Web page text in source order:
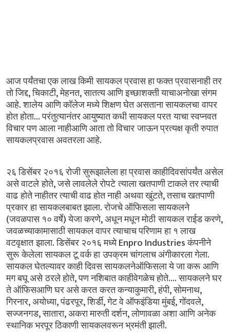
आज पर्यंतचा एक लाख किमी सायकल प्रवास हा फक्त प्रवासनाही तर
तो जिद्द,चिकाटी,मेहनत,सातत्य आणि इच्छाशक्ती याचाअनोखा संगम
आहे.शालेय आणि कॉलेज मध्ये शिक्षण घेत असताना सायकलचा वापर
होत होता...परंतुत्यानंतर आयुष्यात कधी सायकल परत याचा स्वप्नवत
विचार पण आला नाहीआणि आता तो विचार जाऊन प्रत्यक्ष कृती रुपात
सायकलप्रवास अवतरला आहे.
२६ डिसेंबर २०१६ रोजी सुरूझालेला हा प्रवास काहीदिवसांपर्यंत असेल
असे वाटले होते,जसे लावलेले रोपटे त्याला खतपाणी टाकले तर त्याची
वाढ होते नाहीतर त्याची वाढ होत नाही अथवा खुंटते,तसाच खतपाणी
प्रकार हा सायकलबाबत झाला.रोजचे ऑफिसला सायकलने
(जवळपास १० वर्षे)येजा करणे, अधून मधून मोठी सायकल राईड करणे,
जवळच्याकामासाठी सायकल वापर त्याचाच परिणाम हा १ लाख
वटवृक्षात झाला.डिसेंबर २०१६ मध्येEnpro Industriesकंपनीने
सुरू केलेला सायकल टू वर्क हा उपक्रम चांगलाच अंगीकारला गेला.
सायकल घेतल्यावर काही दिवस सायकलनेऑफिसला ये जा करू आणि
मग बघू असे ठरले होते,पण नशिबात काहीवेगळेच होते....सायकलने घर
ते ऑफिसआणि घर असे करत करत कन्याकुमारी,हंपी,सोमनाथ,
गिरनार, अयोध्या,पंढरपूर,शिर्डी,गेट वे ऑफइंडिया मुंबई,गोंदवले,
सज्जनगड,सातारा, अकरा मारुती दर्शन,लोणावळा अशा आणि अनेक
स्थानिक भरपूर ठिकाणी सायकलवरून भ्रमंती झाली.